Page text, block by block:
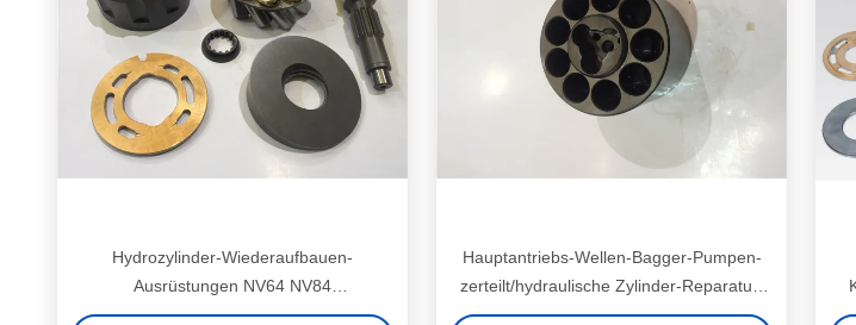
Hydrozylinder-Wiederaufbauen-
Ausrüstungen NV64 NV84
NV270/hydraulisch-Zylinder-Reparatur-
Hauptantriebs-Wellen-Bagger-Pumpen-
zerteilt/hydraulische Zylinder-Reparatur-
Sets 16 x 46 Zähne